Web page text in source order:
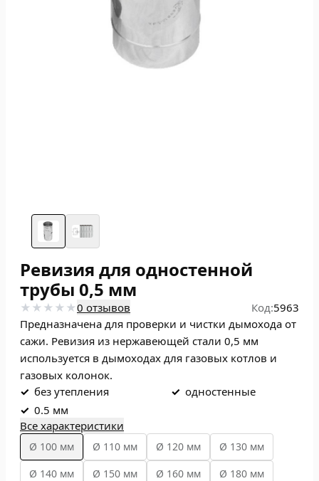
Ревизия для одностенной
трубы 0,5 мм
0 отзывов Код:5963
Предназначена для проверки и чистки дымохода от
сажи. Ревизия из нержавеющей стали 0,5 мм
используется в дымоходах для газовых котлов и
газовых колонок.
✓ без утепления ✓ одностенные
✓ 0.5 мм
Все характеристики
Ø 100 мм Ø 110 мм Ø 120 мм
Ø 130 мм
Ø 140 мм
Ø 150 мм Ø 160 мм
Ø 180 мм